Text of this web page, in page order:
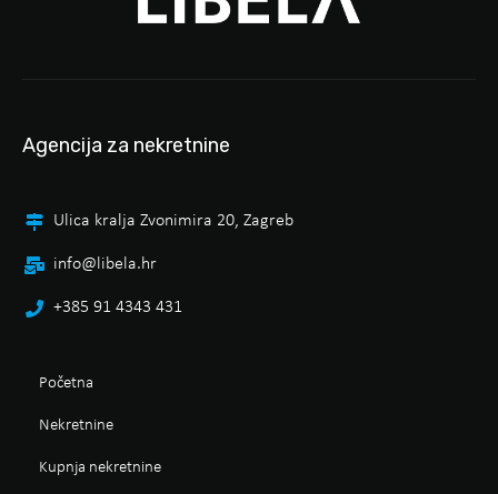
Agencija za nekretnine
Ulica kralja Zvonimira 20, Zagreb
info@libela.hr
+385 91 4343 431
Početna
Nekretnine
Kupnja nekretnine